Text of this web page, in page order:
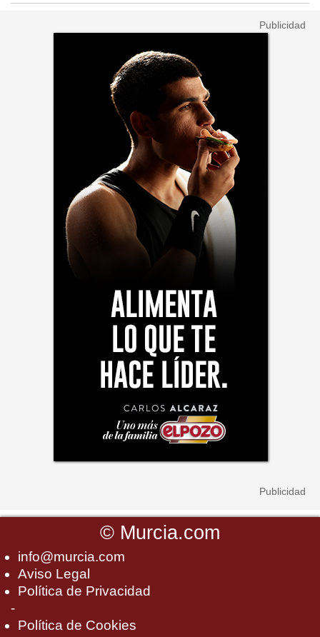
© Murcia.com
info@murcia.com
Aviso Legal
Política de Privacidad
-
Política de Cookies